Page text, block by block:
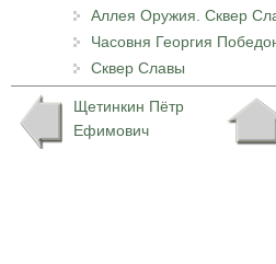
Аллея Оружия. Сквер
Часовня Георгия
Сквер Славы
Щетинкин Пётр
Ефимович